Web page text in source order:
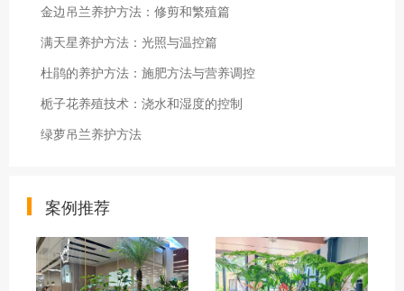
金边吊兰养护方法：修剪和繁殖篇
满天星养护方法：光照与温控篇
杜鹃的养护方法：施肥方法与营养调控
栀子花养殖技术：浇水和湿度的控制
绿萝吊兰养护方法
案例推荐